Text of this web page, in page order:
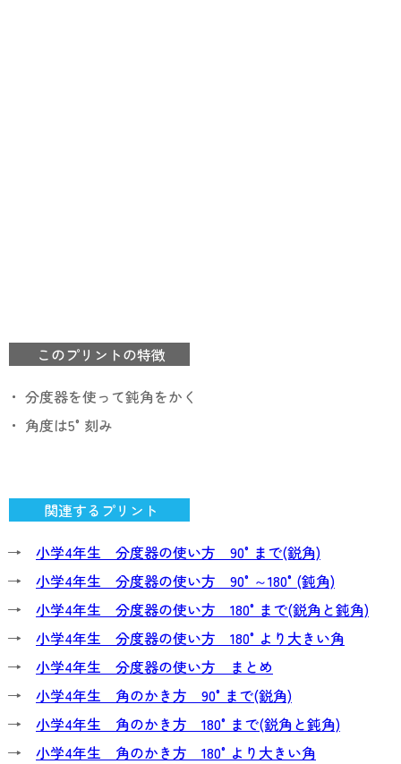
このプリントの特徴
・ 分度器を使って鈍角をかく
・ 角度は5°刻み
関連するプリント
→ 小学4年生 分度器の使い方 90°まで(鋭角)
→ 小学4年生 分度器の使い方 90°～180°(鈍角)
→ 小学4年生 分度器の使い方 180°まで(鋭角と鈍角)
→ 小学4年生 分度器の使い方 180°より大きい角
→ 小学4年生 分度器の使い方 まとめ
→ 小学4年生 角のかき方 90°まで(鋭角)
→ 小学4年生 角のかき方 180°まで(鋭角と鈍角)
→ 小学4年生 角のかき方 180°より大きい角